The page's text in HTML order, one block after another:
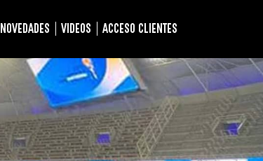
NOVEDADES VIDEOS ACCESO CLIENTES